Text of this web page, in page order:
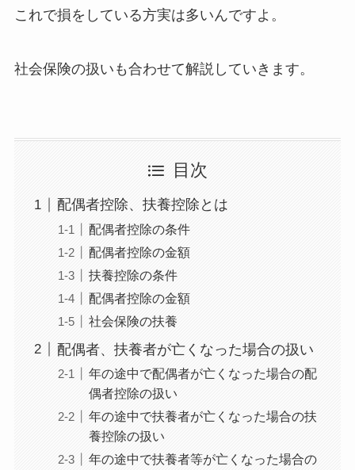
これで損をしている方実は多いんですよ。
社会保険の扱いも合わせて解説していきます。
目次
配偶者控除、扶養控除とは
配偶者控除の条件
配偶者控除の金額
扶養控除の条件
配偶者控除の金額
社会保険の扶養
配偶者、扶養者が亡くなった場合の扱い
年の途中で配偶者が亡くなった場合の配
偶者控除の扱い
年の途中で扶養者が亡くなった場合の扶
養控除の扱い
年の途中で扶養者等が亡くなった場合の